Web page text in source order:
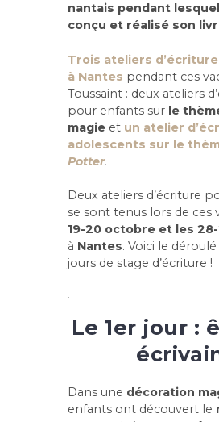
nantais pendant
conçu et réalisé son
Trois ateliers
à Nantes pendant ces
Toussaint : deux ateliers
pour enfants sur le
magie et un atelier
adolescents sur le
Potter.
Deux ateliers d’écriture
se sont tenus lors de ces
19-20 octobre et les
à Nantes. Voici le
jours de stage d’écriture !
Le 1er jour :
Dans une décoration
enfants ont découvert le